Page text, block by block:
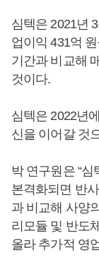
심텍은 2021년
업이익 431억
기간과 비교해
것이다.
심텍은 2022년
신을 이어갈 것
박 연구원은 “
본격화되면 반
과 비교해 사양
리모듈 및 반도
올라 추가적 영